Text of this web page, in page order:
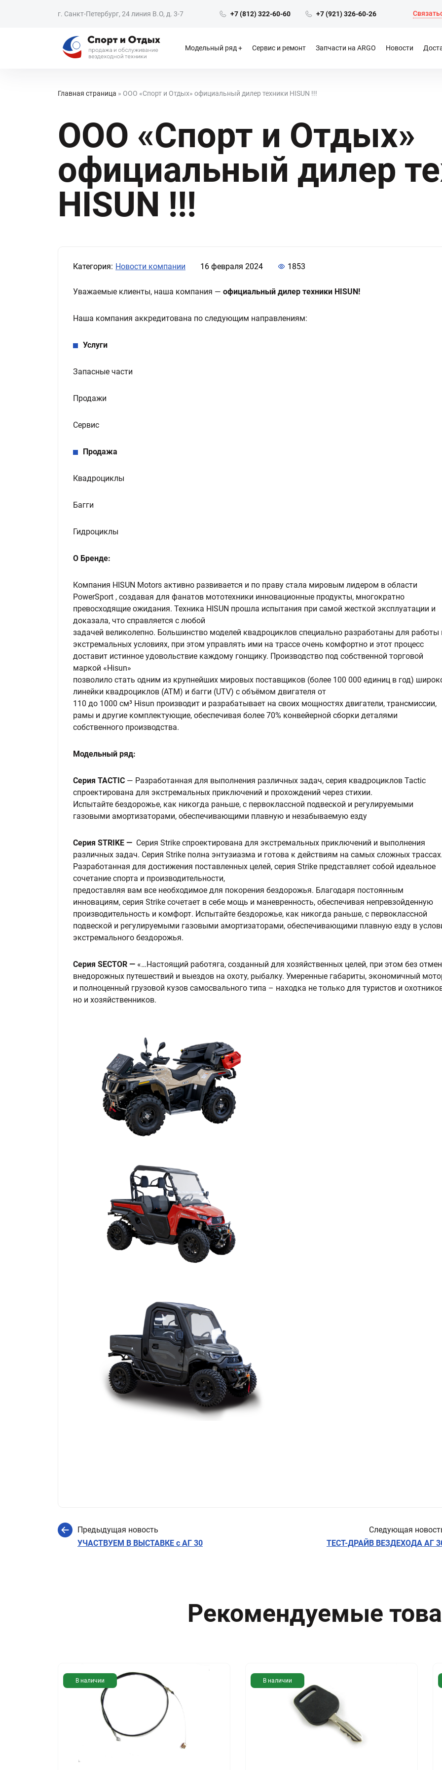
г. Санкт-Петербург, 24 линия В.О, д. 3-7 +7 (812) 322-60-60 +7 (921) 326-60-26
Модельный ряд Сервис и ремонт Запчасти на ARGO Новости
Главная страница » ООО «Спорт и Отдых» официальный дилер техники HISUN !!!
ООО «Спорт и Отдых»
официальный дилер
HISUN !!!
Категория: Новости компании 16 февраля 2024 1853
Уважаемые клиенты, наша компания — официальный дилер техники HISUN!
Наша компания аккредитована по следующим направлениям:
Услуги
Запасные части
Продажи
Сервис
Продажа
Квадроциклы
Багги
Гидроциклы
О Бренде:
Компания HISUN Motors активно развивается и по праву стала мировым лидером в области
PowerSport , создавая для фанатов мототехники инновационные продукты, многократно
превосходящие ожидания. Техника HISUN прошла испытания при самой жесткой эксплуатации и
доказала, что справляется с любой
задачей великолепно. Большинство моделей квадроциклов специально разработаны для работы
экстремальных условиях, при этом управлять ими на трассе очень комфортно и этот процесс
доставит истинное удовольствие каждому гонщику. Производство под собственной торговой
маркой «Hisun»
позволило стать одним из крупнейших мировых поставщиков (более 100 000 единиц в год)
линейки квадроциклов (АТМ) и багги (UTV) с объёмом двигателя от
110 до 1000 см³ Hisun производит и разрабатывает на своих мощностях двигатели, трансмиссии,
рамы и другие комплектующие, обеспечивая более 70% конвейерной сборки деталями
собственного производства.
Модельный ряд:
Серия TACTIC — Разработанная для выполнения различных задач, серия квадроциклов Tactic
спроектирована для экстремальных приключений и прохождений через стихии.
Испытайте бездорожье, как никогда раньше, с первоклассной подвеской и регулируемыми
газовыми амортизаторами, обеспечивающими плавную и незабываемую езду
Серия STRIKE — Серия Strike спроектирована для экстремальных приключений и выполнения
различных задач. Серия Strike полна энтузиазма и готова к действиям на самых сложных
Разработанная для достижения поставленных целей, серия Strike представляет собой идеальное
сочетание спорта и производительности,
предоставляя вам все необходимое для покорения бездорожья. Благодаря постоянным
инновациям, серия Strike сочетает в себе мощь и маневренность, обеспечивая непревзойденную
производительность и комфорт. Испытайте бездорожье, как никогда раньше, с первоклассной
подвеской и регулируемыми газовыми амортизаторами, обеспечивающими плавную езду в
экстремального бездорожья.
Серия SECTOR — «…Настоящий работяга, созданный для хозяйственных целей, при этом без
внедорожных путешествий и выездов на охоту, рыбалку. Умеренные габариты, экономичный
и полноценный грузовой кузов самосвального типа – находка не только для туристов и
но и хозяйственников.
Предыдущая новость
УЧАСТВУЕМ В ВЫСТАВКЕ с АГ 30
Следующая
ТЕСТ-ДРАЙВ ВЕЗДЕХОДА АГ
Рекомендуемые
В наличии В наличии